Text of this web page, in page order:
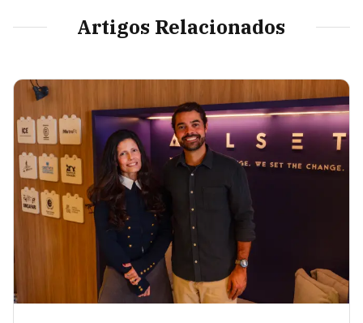
Artigos Relacionados